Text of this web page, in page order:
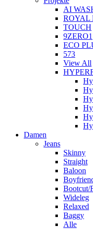
AI
ROYAL
TOUCH
9ZERO1
ECO
573
View All
Damen
Jeans
Skinny
Straight
Baloon
Bootcut/
Wideleg
Relaxed
Baggy
Alle